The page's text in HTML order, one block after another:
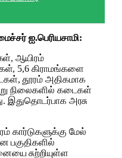
ஐ.பெரியசாமி:
ஆயிரம்
5,6 கிராமங்களை
தூரம் அதிகமாக
நிலைகளில் கடைகள்
இதுதொடர்பாக அரசு
கார்டுகளுக்கு மேல்
பகுதிகளில்
சுற்றியுள்ள